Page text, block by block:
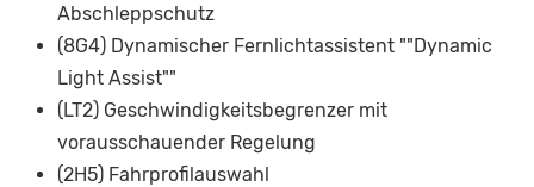
Abschleppschutz
(8G4) Dynamischer Fernlichtassistent ""Dynamic
Light Assist""
(LT2) Geschwindigkeitsbegrenzer mit
vorausschauender Regelung
(2H5) Fahrprofilauswahl